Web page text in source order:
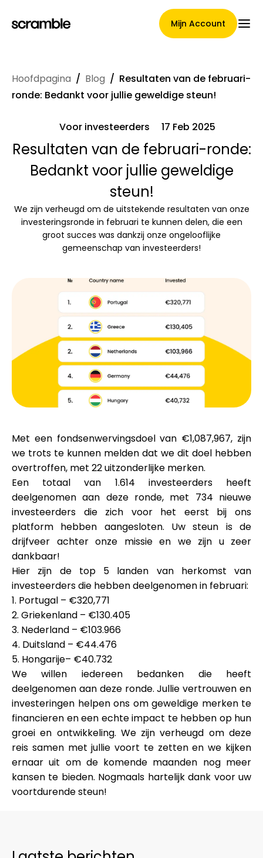
Mijn Account
Hoofdpagina
Voorwaarden voor
claimtoewijzing
Merken Galerij
Merkselectie
Rekenmachines
Rondegeschiedenis
Blog
Neem contact op
Hulp
Mijn Account
ask@scrambleup.com
+372 712 2955
Hoofdpagina / Blog / Resultaten van de februari-
ronde: Bedankt voor jullie geweldige steun!
Voor investeerders 17 Feb 2025
Resultaten van de februari-ronde:
Bedankt voor jullie geweldige
steun!
We zijn verheugd om de uitstekende resultaten van onze
investeringsronde in februari te kunnen delen, die een
groot succes was dankzij onze ongelooflijke
gemeenschap van investeerders!
Met een fondsenwervingsdoel van €1,087,967, zijn
we trots te kunnen melden dat we dit doel hebben
overtroffen, met 22 uitzonderlijke merken.
Een totaal van 1.614 investeerdersheeft
deelgenomen aan deze ronde, met 734 nieuwe
investeerders die zich voor het eerst bij ons
platform hebben aangesloten. Uw steun is de
drijfveer achter onze missie en we zijn u zeer
dankbaar!
Hier zijn detop 5 landen van herkomst van
investeerders die hebben deelgenomen in februari:
1. Portugal – €320,771
2. Griekenland – €130.405
3. Nederland – €103.966
4. Duitsland – €44.476
5. Hongarije– €40.732
We willen iedereen bedanken die heeft
deelgenomen aan deze ronde. Jullie vertrouwen en
investeringen helpen ons om geweldige merken te
financieren en een echte impact te hebben op hun
groei en ontwikkeling. We zijn verheugd om deze
reis samen met jullie voort te zetten en we kijken
ernaar uit om de komende maanden nog meer
kansen te bieden. Nogmaals hartelijk dank voor uw
voortdurende steun!